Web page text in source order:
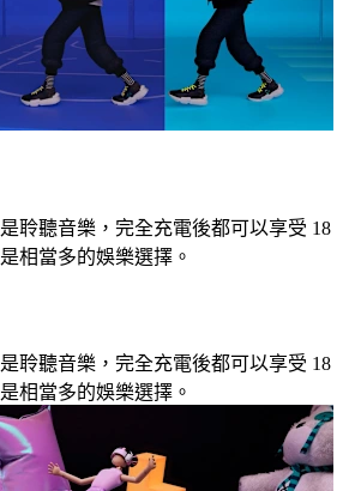
聆聽音樂，完全充電後都可以享受 18
相當多的娛樂選擇。
聆聽音樂，完全充電後都可以享受 18
相當多的娛樂選擇。